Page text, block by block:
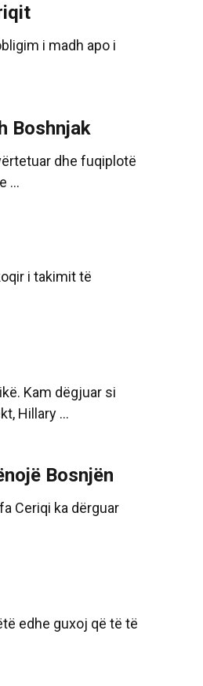
i madh apo i
Boshnjak
dhe fuqiplotë
...
i takimit të
Kam dëgjuar si
Hillary ...
Bosnjën
Ceriqi ka dërguar
edhe guxoj që të të